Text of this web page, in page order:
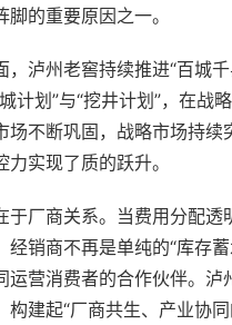
的重要原因之一。
，泸州老窖持续推进“百城
计划”与“挖井计划”，在战
场不断巩固，战略市场持续
实现了质的跃升。
于厂商关系。当费用分配透
销商不再是单纯的“库存蓄
运营消费者的合作伙伴。泸
构建起“厂商共生、产业协